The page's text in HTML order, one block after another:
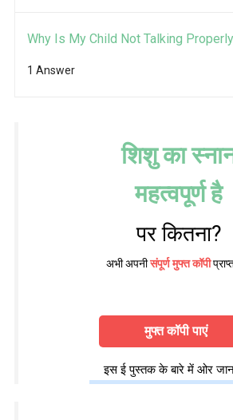
Why Is My Child Not Talking
1 Answer
शिशु का
महत्वपूर्ण है
पर कितना?
अभी अपनीसंपूर्ण मुफ्त कॉपी
मुफ्त कॉपी पाएं
इस ई पुस्तक के बारे में ओर